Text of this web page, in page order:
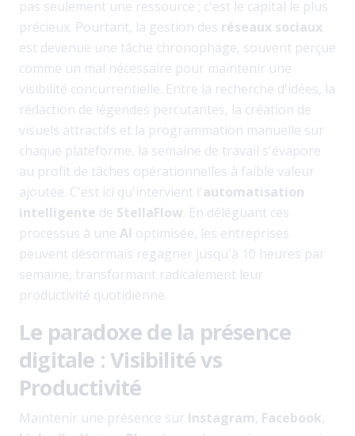
pas seulement une ressource ; c'est le capital le plus
précieux. Pourtant, la gestion des réseaux sociaux
est devenue une tâche chronophage, souvent perçue
comme un mal nécessaire pour maintenir une
visibilité concurrentielle. Entre la recherche d'idées, la
rédaction de légendes percutantes, la création de
visuels attractifs et la programmation manuelle sur
chaque plateforme, la semaine de travail s'évapore
au profit de tâches opérationnelles à faible valeur
ajoutée. C'est ici qu'intervient l'automatisation
intelligente de StellaFlow. En déléguant ces
processus à une AI optimisée, les entreprises
peuvent désormais regagner jusqu'à 10 heures par
semaine, transformant radicalement leur
productivité quotidienne.
Le paradoxe de la présence
digitale : Visibilité vs
Productivité
Maintenir une présence sur Instagram, Facebook,